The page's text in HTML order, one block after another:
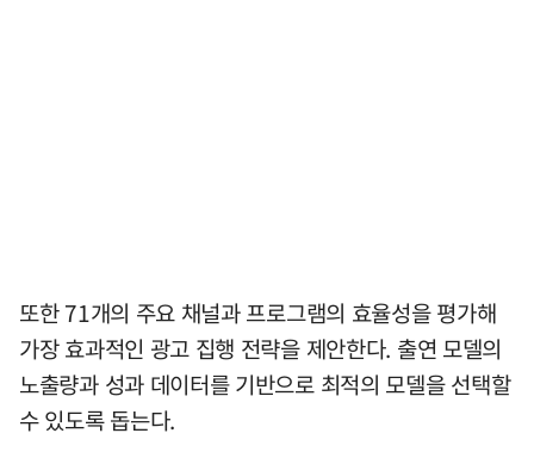
또한 71개의 주요 채널과 프로그램의 효율성을 평가해
가장 효과적인 광고 집행 전략을 제안한다. 출연 모델의
노출량과 성과 데이터를 기반으로 최적의 모델을 선택할
수 있도록 돕는다.